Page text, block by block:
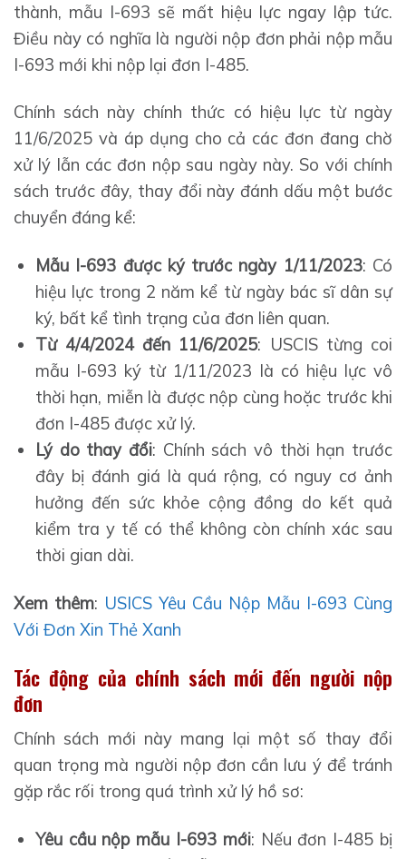
thành, mẫu I-693 sẽ mất hiệu lực ngay lập tức.
Điều này có nghĩa là người nộp đơn phải nộp mẫu
I-693 mới khi nộp lại đơn I-485.
Chính sách này chính thức có hiệu lực từ ngày
11/6/2025 và áp dụng cho cả các đơn đang chờ
xử lý lẫn các đơn nộp sau ngày này. So với chính
sách trước đây, thay đổi này đánh dấu một bước
chuyển đáng kể:
Mẫu I-693 được ký trước ngày 1/11/2023: Có
hiệu lực trong 2 năm kể từ ngày bác sĩ dân sự
ký, bất kể tình trạng của đơn liên quan.
Từ 4/4/2024 đến 11/6/2025: USCIS từng coi
mẫu I-693 ký từ 1/11/2023 là có hiệu lực vô
thời hạn, miễn là được nộp cùng hoặc trước khi
đơn I-485 được xử lý.
Lý do thay đổi: Chính sách vô thời hạn trước
đây bị đánh giá là quá rộng, có nguy cơ ảnh
hưởng đến sức khỏe cộng đồng do kết quả
kiểm tra y tế có thể không còn chính xác sau
thời gian dài.
Xem thêm: USICS Yêu Cầu Nộp Mẫu I-693 Cùng
Với Đơn Xin Thẻ Xanh
Tác động của chính sách mới đến người nộp
đơn
Chính sách mới này mang lại một số thay đổi
quan trọng mà người nộp đơn cần lưu ý để tránh
gặp rắc rối trong quá trình xử lý hồ sơ:
Yêu cầu nộp mẫu I-693 mới: Nếu đơn I-485 bị